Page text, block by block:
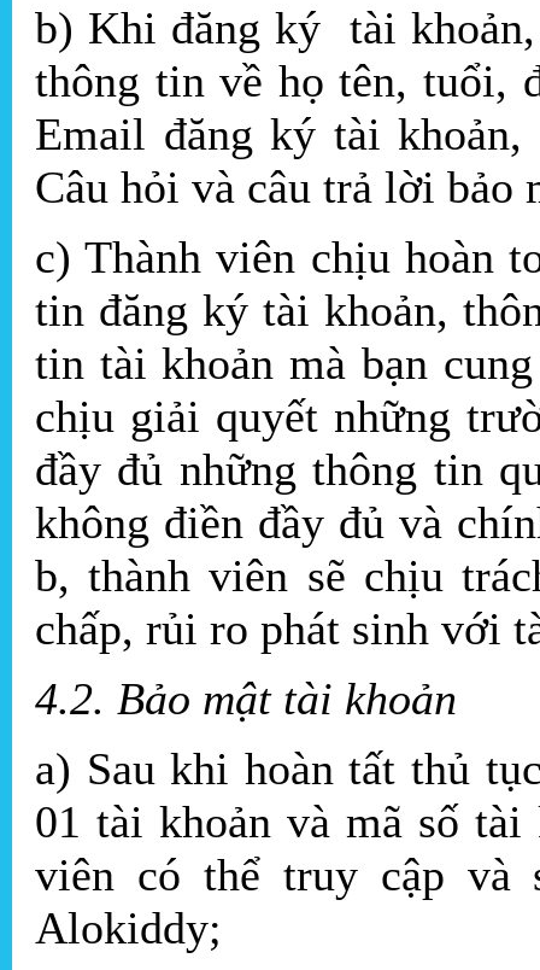
b) Khi đăng ký tài khoản,
thông tin về họ tên, tuổi,
Email đăng ký tài
Câu hỏi và câu trả lời bảo
c) Thành viên chịu hoàn
tin đăng ký tài khoản,
tin tài khoản mà bạn
chịu giải quyết những
đầy đủ những thông tin
không điền đầy đủ và
b, thành viên sẽ chịu
chấp, rủi ro phát sinh với
4.2. Bảo mật tài khoản
a) Sau khi hoàn tất thủ
01 tài khoản và mã số
viên có thể truy cập và
Alokiddy;